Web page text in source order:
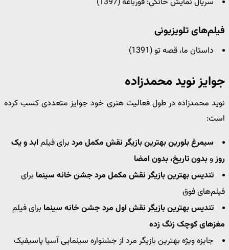
فیلم‌های تلویزیونی
داستان ما، قصه تو (1391)
جوایز نوید محمدزاده
نوید محمدزاده در طول فعالیت هنری خود جوایز متعددی کسب کرده
است:
سیمرغ بلورین بهترین بازیگر نقش مکمل مرد برای فیلم ابد و یک
روزوبدون تاریخ، بدون امضا
تندیس بهترین بازیگر نقش مکمل مرد جشن خانه سینما برای
فیلم‌های فوق
تندیس بهترین بازیگر نقش اول مرد جشن خانه سینما برای فیلم
مغزهای کوچک زنگ زده
جایزه ویژه بهترین بازیگر مرد از جشنواره سینمایی آسیا پاسیفیک